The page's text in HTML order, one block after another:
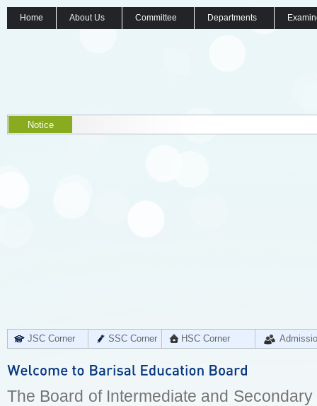
Home About Us Committee Departments
Notice
JSC Corner SSC Corner HSC Corner
The Board of Intermediate and